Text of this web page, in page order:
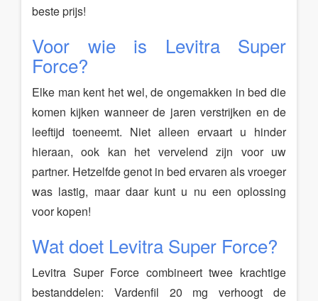
beste prijs!
Voor wie is Levitra Super
Force?
Elke man kent het wel, de ongemakken in bed die
komen kijken wanneer de jaren verstrijken en de
leeftijd toeneemt. Niet alleen ervaart u hinder
hieraan, ook kan het vervelend zijn voor uw
partner. Hetzelfde genot in bed ervaren als vroeger
was lastig, maar daar kunt u nu een oplossing
voor kopen!
Wat doet Levitra Super Force?
Levitra Super Force combineert twee krachtige
bestanddelen: Vardenfil 20 mg verhoogt de